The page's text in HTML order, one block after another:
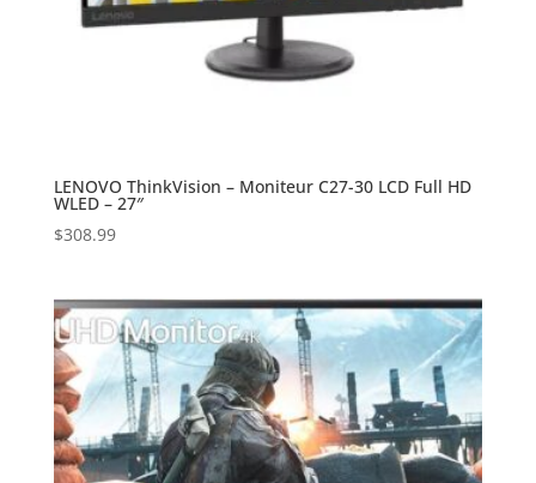
LENOVO ThinkVision – Moniteur C27-30 LCD Full HD
WLED – 27″
$308.99